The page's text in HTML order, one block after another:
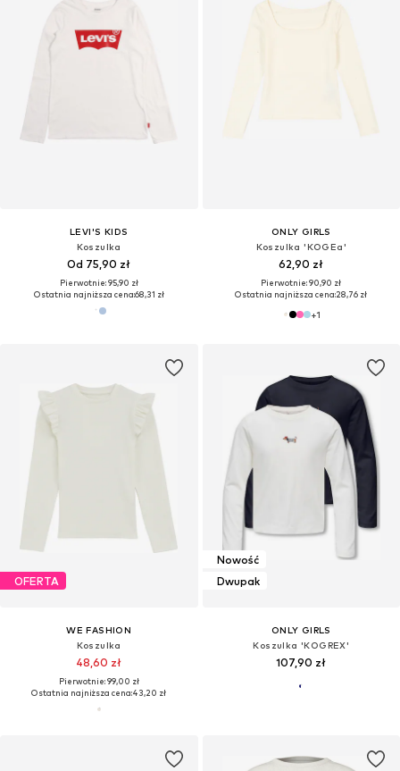
LEVI'S KIDS
Koszulka
Od 75,90 zł
Pierwotnie: 95,90 zł
Ostatnia najniższa cena:68,31 zł
ONLY GIRLS
Koszulka 'KOGEa'
62,90 zł
Pierwotnie: 90,90 zł
Ostatnia najniższa cena:28,76 zł
+1
OFERTA
WE FASHION
Koszulka
48,60 zł
Pierwotnie: 99,00 zł
Ostatnia najniższa cena:43,20 zł
Nowość
Dwupak
ONLY GIRLS
Koszulka 'KOGREX'
107,90 zł